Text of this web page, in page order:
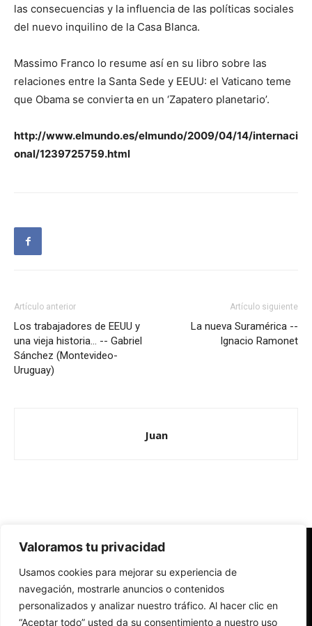
Valoramos tu privacidad
Usamos cookies para mejorar su experiencia de
navegación, mostrarle anuncios o contenidos
personalizados y analizar nuestro tráfico. Al hacer clic en
“Aceptar todo” usted da su consentimiento a nuestro uso
las consecuencias y la influencia de las políticas sociales
del nuevo inquilino de la Casa Blanca.
Massimo Franco lo resume así en su libro sobre las
relaciones entre la Santa Sede y EEUU: el Vaticano teme
que Obama se convierta en un ‘Zapatero planetario’.
http://www.elmundo.es/elmundo/2009/04/14/internaci
onal/1239725759.html
Artículo anterior
Los trabajadores de EEUU y
una vieja historia… -- Gabriel
Sánchez (Montevideo-
Uruguay)
Artículo siguiente
La nueva Suramérica --
Ignacio Ramonet
Juan
Redes Cristianas
Una mirada alternativa sobre la Iglesia católica y la sociedad
- Colectivos de Redes Cristianas